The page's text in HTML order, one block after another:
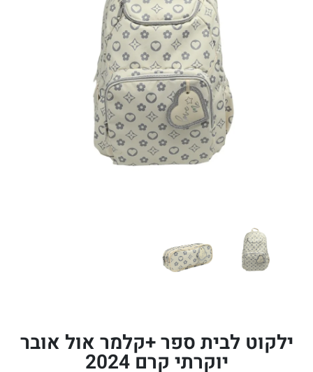
ילקוט לבית ספר +קלמר אול אובר
יוקרתי קרם 2024